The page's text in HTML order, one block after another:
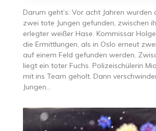
Darum geht’s: Vor acht Jahren wurden
zwei tote Jungen gefunden, zwischen
erlegter weißer Hase. Kommissar
die Ermittlungen, als in Oslo erneut
auf einem Feld gefunden werden.
liegt ein toter Fuchs. Polizeischülerin
mit ins Team geholt. Dann
Jungen…